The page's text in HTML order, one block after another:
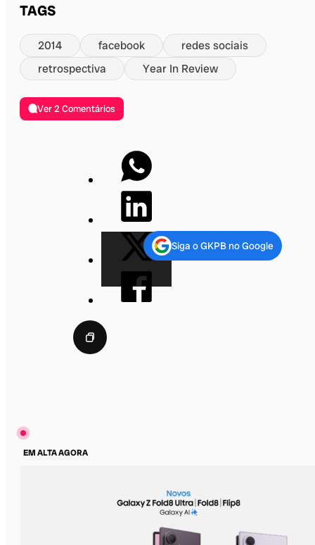
TAGS
2014 facebook
redes sociais
retrospectiva
Year In Review
Ver 2 Comentários
Siga o GKPB no Google
EM ALTA AGORA